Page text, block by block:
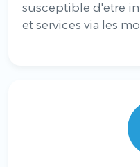
susceptible d'etre
et services via les